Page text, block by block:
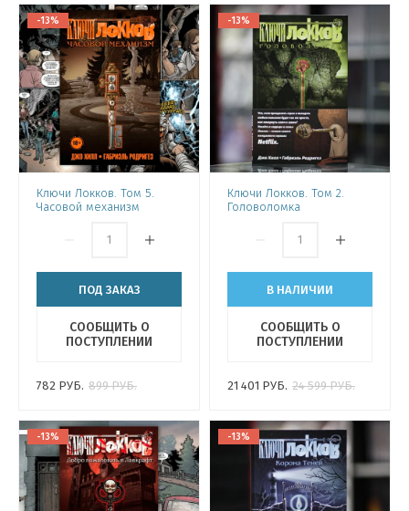
-13%
Ключи Локков. Том 5.
Часовой механизм
ПОД ЗАКАЗ
СООБЩИТЬ О
ПОСТУПЛЕНИИ
782 РУБ. 899РУБ.
-13%
Ключи Локков. Том 2.
Головоломка
В НАЛИЧИИ
СООБЩИТЬ О
ПОСТУПЛЕНИИ
21 401 РУБ. 24 599РУБ.
-13% -13%